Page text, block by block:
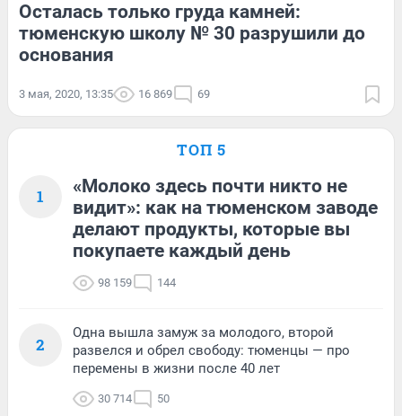
Осталась только груда камней:
тюменскую школу № 30 разрушили до
основания
3 мая, 2020, 13:35 16 869 69
ТОП 5
1
«Молоко здесь почти никто не
видит»: как на тюменском заводе
делают продукты, которые вы
покупаете каждый день
98 159 144
2
Одна вышла замуж за молодого, второй
развелся и обрел свободу: тюменцы — про
перемены в жизни после 40 лет
30 714 50